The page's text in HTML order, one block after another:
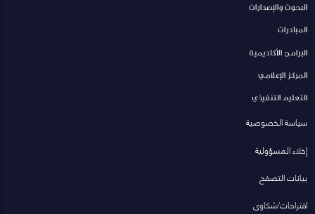
البحوث والإصدارات
المبادرات
البرامج الأكاديمية
المركز الإعلامي
التعليم التنفيذي
سياسة الخصوصية
إخلاء المسؤولية
بيانات التصفح
اقتراحات/شكاوى